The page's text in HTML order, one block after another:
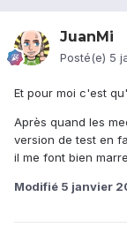
JuanMi
Posté(e) 5
Et pour moi c'est
Après quand les
version de test en
il me font bien
Modifié 5 janvier